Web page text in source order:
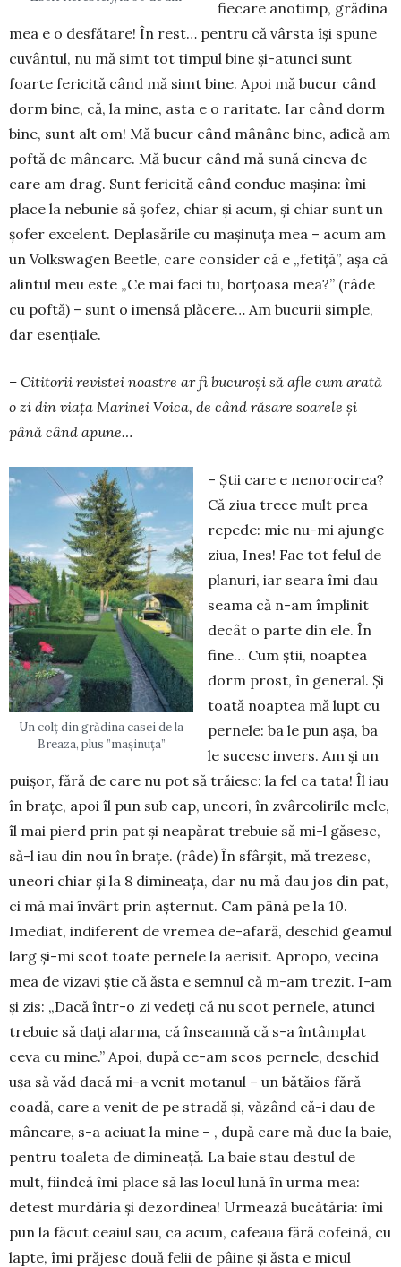
fiecare anotimp, grădina
mea e o desfătare! În rest… pentru că vârsta îşi spune
cuvântul, nu mă simt tot timpul bine şi-atunci sunt
foarte fericită când mă simt bine. Apoi mă bucur când
dorm bine, că, la mine, asta e o raritate. Iar când dorm
bine, sunt alt om! Mă bucur când mânânc bine, adică am
poftă de mâncare. Mă bucur când mă sună cineva de
care am drag. Sunt fericită când conduc maşina: îmi
place la nebunie să şofez, chiar și acum, şi chiar sunt un
şofer excelent. Deplasările cu maşinuţa mea – acum am
un Volkswagen Beetle, care consider că e „fetiţă”, aşa că
alintul meu este „Ce mai faci tu, borţoasa mea?” (râde
cu poftă) – sunt o imensă plăcere… Am bucurii simple,
dar esenţiale.
– Cititorii revistei noastre ar fi bucuroşi să afle cum arată
o zi din viaţa Marinei Voica, de când răsare soarele şi
până când apune…
Un colț din grădina casei de la
Breaza, plus ”mașinuța”
– Ştii care e nenorocirea?
Că ziua trece mult prea
repede: mie nu-mi ajunge
ziua, Ines! Fac tot felul de
planuri, iar seara îmi dau
seama că n-am împlinit
decât o parte din ele. În
fine… Cum ştii, noaptea
dorm prost, în general. Şi
toată noaptea mă lupt cu
pernele: ba le pun aşa, ba
le sucesc invers. Am şi un
puişor, fără de care nu pot să trăiesc: la fel ca tata! Îl iau
în braţe, apoi îl pun sub cap, uneori, în zvârcolirile mele,
îl mai pierd prin pat şi neapărat trebuie să mi-l găsesc,
să-l iau din nou în braţe. (râde) În sfârşit, mă trezesc,
uneori chiar şi la 8 dimineaţa, dar nu mă dau jos din pat,
ci mă mai învârt prin aşternut. Cam până pe la 10.
Imediat, indiferent de vremea de-afară, deschid geamul
larg şi-mi scot toate pernele la aerisit. Apropo, vecina
mea de vizavi ştie că ăsta e semnul că m-am trezit. I-am
şi zis: „Dacă într-o zi vedeţi că nu scot pernele, atunci
trebuie să daţi alarma, că înseamnă că s-a întâmplat
ceva cu mine.” Apoi, după ce-am scos pernele, deschid
uşa să văd dacă mi-a venit motanul – un bătăios fără
coadă, care a venit de pe stradă şi, văzând că-i dau de
mâncare, s-a aciuat la mine – , după care mă duc la baie,
pentru toaleta de dimineaţă. La baie stau destul de
mult, fiindcă îmi place să las locul lună în urma mea:
detest murdăria şi dezordinea! Urmează bucătăria: îmi
pun la făcut ceaiul sau, ca acum, cafeaua fără cofeină, cu
lapte, îmi prăjesc două felii de pâine şi ăsta e micul